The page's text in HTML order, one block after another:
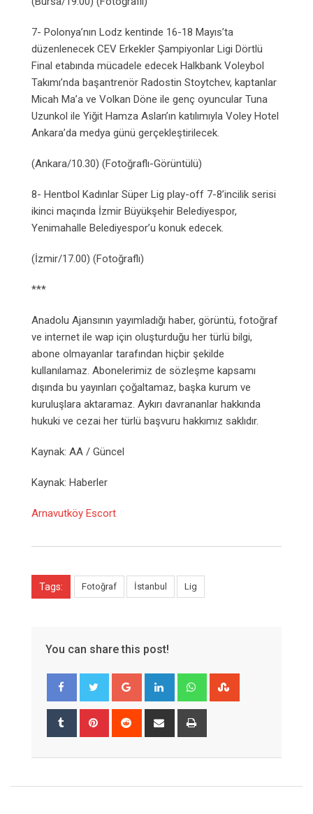
7- Polonya’nın Lodz kentinde 16-18 Mayıs’ta
düzenlenecek CEV Erkekler Şampiyonlar Ligi Dörtlü
Final etabında mücadele edecek Halkbank Voleybol
Takımı’nda başantrenör Radostin Stoytchev, kaptanlar
Micah Ma’a ve Volkan Döne ile genç oyuncular Tuna
Uzunkol ile Yiğit Hamza Aslan’ın katılımıyla Voley Hotel
Ankara’da medya günü gerçekleştirilecek.
(Ankara/10.30) (Fotoğraflı-Görüntülü)
8- Hentbol Kadınlar Süper Lig play-off 7-8’incilik serisi
ikinci maçında İzmir Büyükşehir Belediyespor,
Yenimahalle Belediyespor’u konuk edecek.
(İzmir/17.00) (Fotoğraflı)
***
Anadolu Ajansının yayımladığı haber, görüntü, fotoğraf
ve internet ile wap için oluşturduğu her türlü bilgi,
abone olmayanlar tarafından hiçbir şekilde
kullanılamaz. Abonelerimiz de sözleşme kapsamı
dışında bu yayınları çoğaltamaz, başka kurum ve
kuruluşlara aktaramaz. Aykırı davrananlar hakkında
hukuki ve cezai her türlü başvuru hakkımız saklıdır.
Kaynak: AA / Güncel
Kaynak: Haberler
Arnavutköy Escort
Tags: Fotoğraf İstanbul Lig
You can share this post!
Google+ LinkedIn Whatsapp
Tumblr Pinterest Reddit
Share